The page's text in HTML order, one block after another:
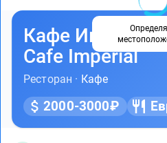
Кафе
Cafe Imperial
Ресторан · Кафе
2000-3000₽